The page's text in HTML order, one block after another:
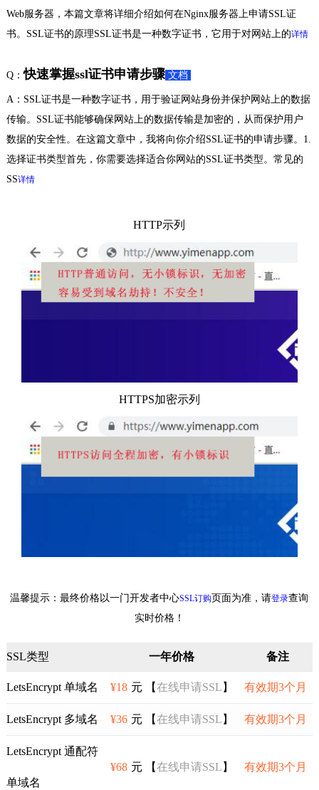
Web服务器，本篇文章将详细介绍如何在Nginx服务器上申请SSL证
书。SSL证书的原理SSL证书是一种数字证书，它用于对网站上的详情
Q：快速掌握ssl证书申请步骤 文档
A：SSL证书是一种数字证书，用于验证网站身份并保护网站上的数据
传输。SSL证书能够确保网站上的数据传输是加密的，从而保护用户
数据的安全性。在这篇文章中，我将向你介绍SSL证书的申请步骤。1.
选择证书类型首先，你需要选择适合你网站的SSL证书类型。常见的
SS详情
HTTP示列
HTTPS加密示列
温馨提示：最终价格以一门开发者中心SSL订购页面为准，请登录查询
实时价格！
SSL类型 一年价格 备注
LetsEncrypt 单域名 ¥18 元 【在线申请SSL 】 有效期3个月
LetsEncrypt 多域名 ¥36 元 【在线申请SSL 】 有效期3个月
LetsEncrypt 通配符
单域名
¥68 元 【在线申请SSL 】 有效期3个月